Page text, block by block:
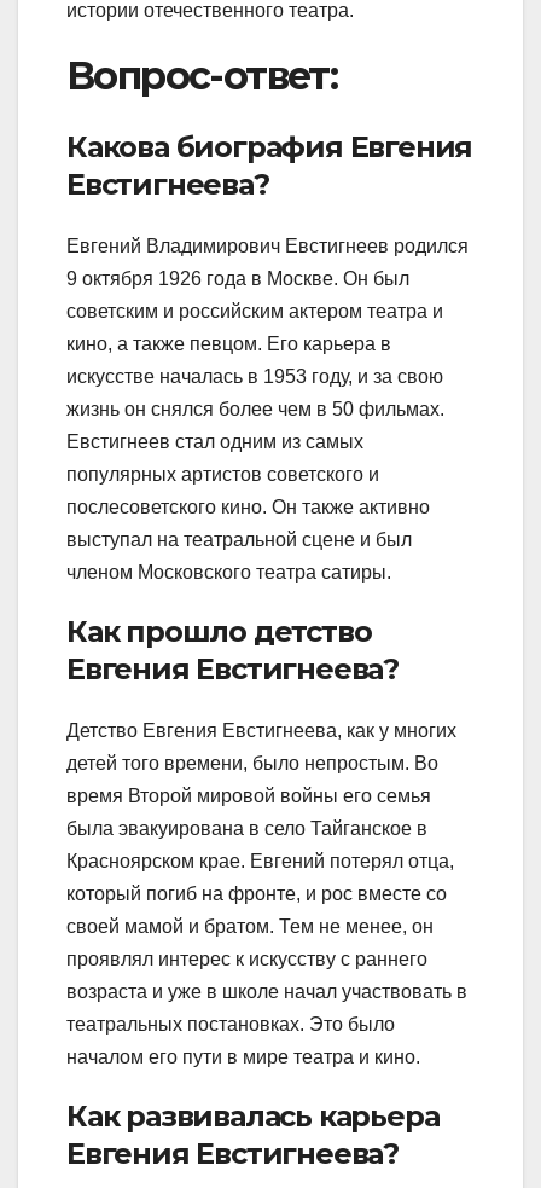
истории отечественного театра.
Вопрос-ответ:
Какова биография Евгения
Евстигнеева?
Евгений Владимирович Евстигнеев родился
9 октября 1926 года в Москве. Он был
советским и российским актером театра и
кино, а также певцом. Его карьера в
искусстве началась в 1953 году, и за свою
жизнь он снялся более чем в 50 фильмах.
Евстигнеев стал одним из самых
популярных артистов советского и
послесоветского кино. Он также активно
выступал на театральной сцене и был
членом Московского театра сатиры.
Как прошло детство
Евгения Евстигнеева?
Детство Евгения Евстигнеева, как у многих
детей того времени, было непростым. Во
время Второй мировой войны его семья
была эвакуирована в село Тайганское в
Красноярском крае. Евгений потерял отца,
который погиб на фронте, и рос вместе со
своей мамой и братом. Тем не менее, он
проявлял интерес к искусству с раннего
возраста и уже в школе начал участвовать в
театральных постановках. Это было
началом его пути в мире театра и кино.
Как развивалась карьера
Евгения Евстигнеева?